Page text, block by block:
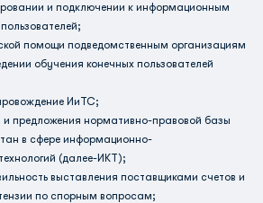
и подключении к информационным
помощи подведомственным организациям
обучения конечных пользователей
ИиТС;
и предложения нормативно-правовой базы
в сфере информационно-
(далее-ИКТ);
выставления поставщиками счетов и
по спорным вопросам;